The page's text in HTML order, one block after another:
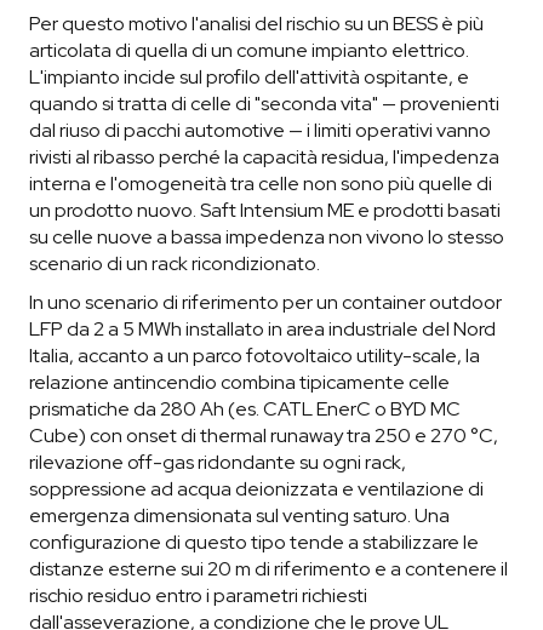
Per questo motivo l'analisi del rischio su un BESS è più
articolata di quella di un comune impianto elettrico.
L'impianto incide sul profilo dell'attività ospitante, e
quando si tratta di celle di "seconda vita" — provenienti
dal riuso di pacchi automotive — i limiti operativi vanno
rivisti al ribasso perché la capacità residua, l'impedenza
interna e l'omogeneità tra celle non sono più quelle di
un prodotto nuovo. Saft Intensium ME e prodotti basati
su celle nuove a bassa impedenza non vivono lo stesso
scenario di un rack ricondizionato.
In uno scenario di riferimento per un container outdoor
LFP da 2 a 5 MWh installato in area industriale del Nord
Italia, accanto a un parco fotovoltaico utility-scale, la
relazione antincendio combina tipicamente celle
prismatiche da 280 Ah (es. CATL EnerC o BYD MC
Cube) con onset di thermal runaway tra 250 e 270 °C,
rilevazione off-gas ridondante su ogni rack,
soppressione ad acqua deionizzata e ventilazione di
emergenza dimensionata sul venting saturo. Una
configurazione di questo tipo tende a stabilizzare le
distanze esterne sui 20 m di riferimento e a contenere il
rischio residuo entro i parametri richiesti
dall'asseverazione, a condizione che le prove UL